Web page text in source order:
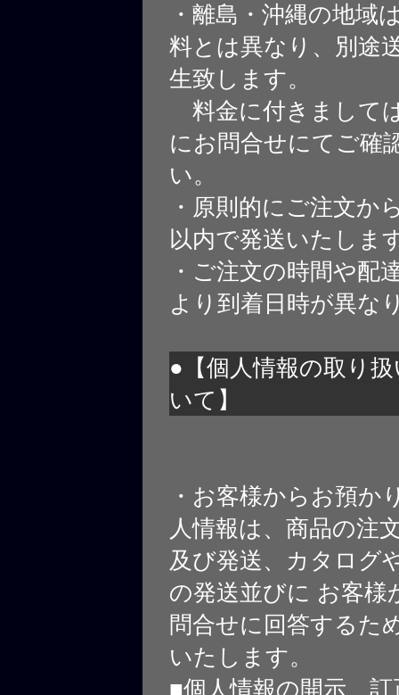
・離島・沖縄の地域
料とは異なり、別途
生致します。
料金に付きまして
にお問合せにてご確
い。
・原則的にご注文か
以内で発送いたしま
・ご注文の時間や配
より到着日時が異な
●【個人情報の取り
いて】
・お客様からお預か
人情報は、商品の注
及び発送、カタログ
の発送並びに お客様
問合せに回答するた
いたします。
■個人情報の開示、